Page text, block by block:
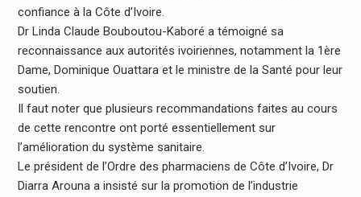
confiance à la Côte d’Ivoire.
Dr Linda Claude Bouboutou-Kaboré a témoigné sa
reconnaissance aux autorités ivoiriennes, notamment la 1ère
Dame, Dominique Ouattara et le ministre de la Santé pour leur
soutien.
Il faut noter que plusieurs recommandations faites au cours
de cette rencontre ont porté essentiellement sur
l’amélioration du système sanitaire.
Le président de l’Ordre des pharmaciens de Côte d’Ivoire, Dr
Diarra Arouna a insisté sur la promotion de l’industrie